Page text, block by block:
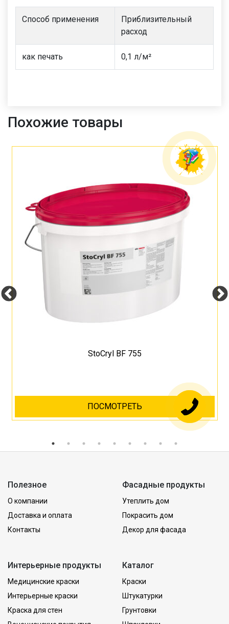
Способ применения
Приблизительный
расход
как печать 0,1 л/м²
Похожие товары
StoCryl BF 755
ПОСМОТРЕТЬ
Полезное
О компании
Доставка и оплата
Контакты
Фасадные продукты
Утеплить дом
Покрасить дом
Декор для фасада
Интерьерные продукты
Медицинские краски
Интерьерные краски
Краска для стен
Каталог
Краски
Штукатурки
Грунтовки